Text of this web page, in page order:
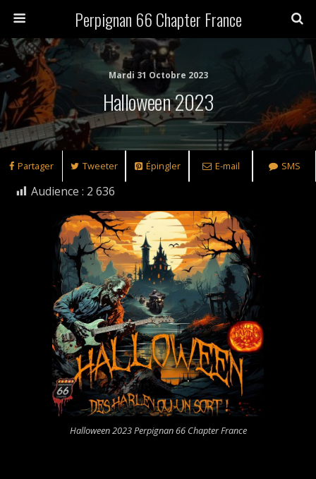
Perpignan 66 Chapter France
Mardi 31 Octobre 2023
Halloween 2023
Partager Tweeter Épingler E-mail SMS
Audience : 2 636
Halloween 2023 Perpignan 66 Chapter France